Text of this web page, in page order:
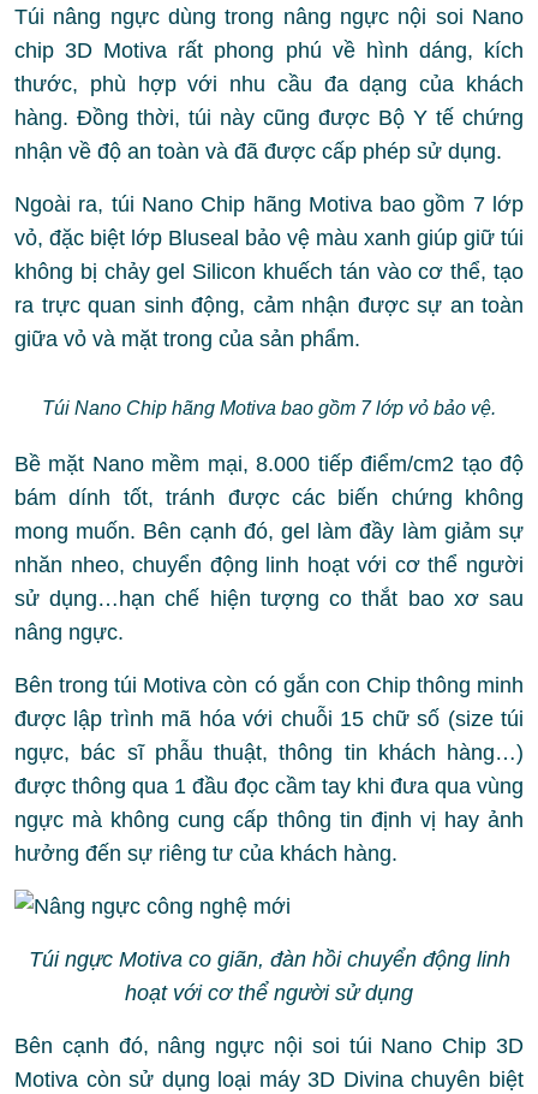
Túi nâng ngực dùng trong nâng ngực nội soi Nano
chip 3D Motiva rất phong phú về hình dáng, kích
thước, phù hợp với nhu cầu đa dạng của khách
hàng. Đồng thời, túi này cũng được Bộ Y tế chứng
nhận về độ an toàn và đã được cấp phép sử dụng.
Ngoài ra, túi Nano Chip hãng Motiva bao gồm 7 lớp
vỏ, đặc biệt lớp Bluseal bảo vệ màu xanh giúp giữ túi
không bị chảy gel Silicon khuếch tán vào cơ thể, tạo
ra trực quan sinh động, cảm nhận được sự an toàn
giữa vỏ và mặt trong của sản phẩm.
Túi Nano Chip hãng Motiva bao gồm 7 lớp vỏ bảo vệ.
Bề mặt Nano mềm mại, 8.000 tiếp điểm/cm2 tạo độ
bám dính tốt, tránh được các biến chứng không
mong muốn. Bên cạnh đó, gel làm đầy làm giảm sự
nhăn nheo, chuyển động linh hoạt với cơ thể người
sử dụng…hạn chế hiện tượng co thắt bao xơ sau
nâng ngực.
Bên trong túi Motiva còn có gắn con Chip thông minh
được lập trình mã hóa với chuỗi 15 chữ số (size túi
ngực, bác sĩ phẫu thuật, thông tin khách hàng…)
được thông qua 1 đầu đọc cầm tay khi đưa qua vùng
ngực mà không cung cấp thông tin định vị hay ảnh
hưởng đến sự riêng tư của khách hàng.
Túi ngực Motiva co giãn, đàn hồi chuyển động linh
hoạt với cơ thể người sử dụng
Bên cạnh đó, nâng ngực nội soi túi Nano Chip 3D
Motiva còn sử dụng loại máy 3D Divina chuyên biệt